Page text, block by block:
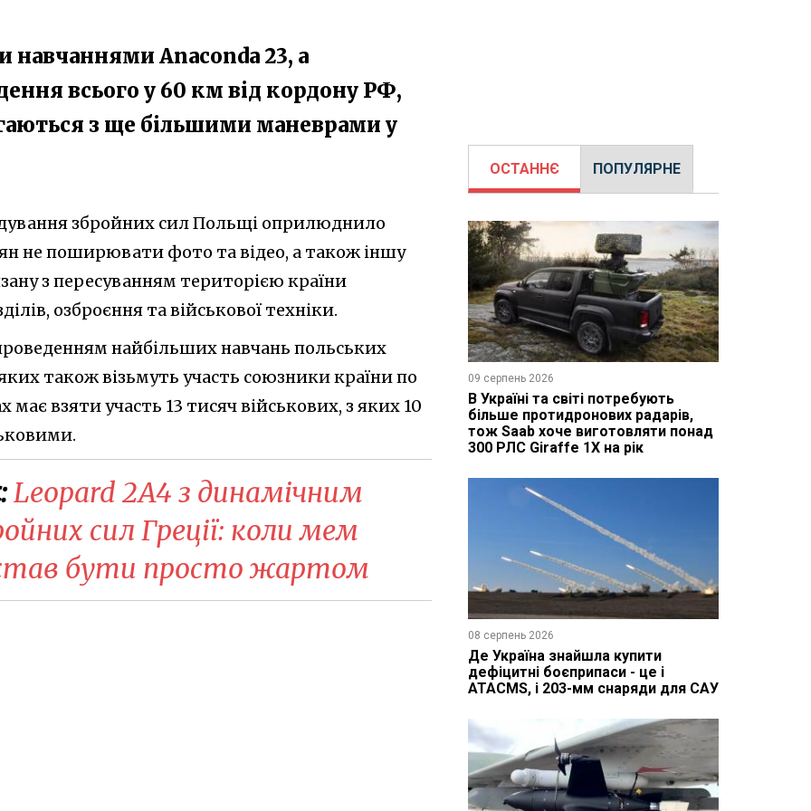
навчаннями Anaconda 23, а
всього у 60 км від кордону РФ,
з ще більшими маневрами у
збройних сил Польщі оприлюднило
не поширювати фото та відео, а також іншу
з пересуванням територією країни
озброєння та військової техніки.
найбільших навчань польських
також візьмуть участь союзники країни по
взяти участь 13 тисяч військових, з яких 10
Leopard 2A4 з динамічним
сил Греції: коли мем
бути просто жартом
ОСТАННЄ ПОПУЛЯРНЕ
09 серпень 2026
В Україні та світі потребують
більше протидронових радарів,
тож Saab хоче виготовляти понад
300 РЛС Giraffe 1X на рік
08 серпень 2026
Де Україна знайшла купити
дефіцитні боєприпаси - це і
ATACMS, і 203-мм снаряди для САУ